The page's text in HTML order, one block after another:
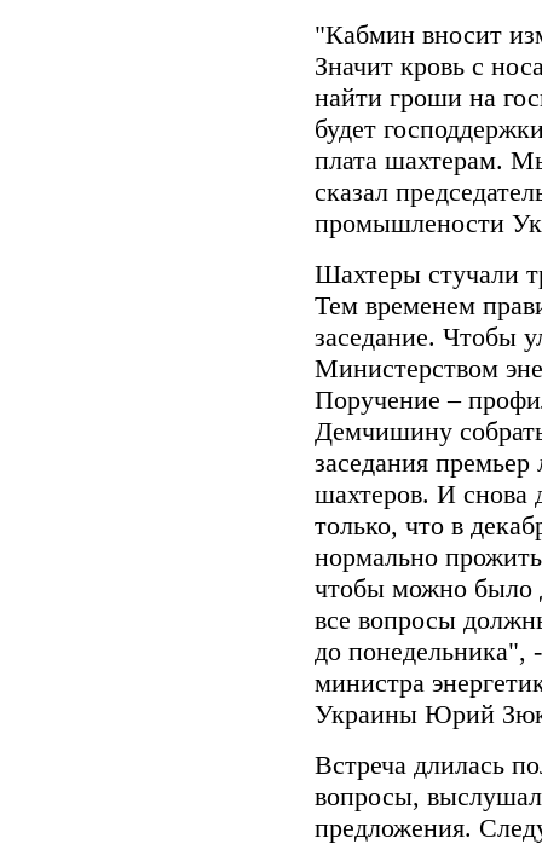
"Кабмин вносит
Значит кровь с
найти гроши на
будет
плата шахтерам.
сказал
промышлености
Шахтеры стучали
Тем временем
заседание. Чтобы
Министерством
Поручение –
Демчишину
заседания
шахтеров. И снова
только, что в
нормально
чтобы можно было
все вопросы
до понедельника",
министра
Украины Юрий
Встреча длилась
вопросы,
предложения.